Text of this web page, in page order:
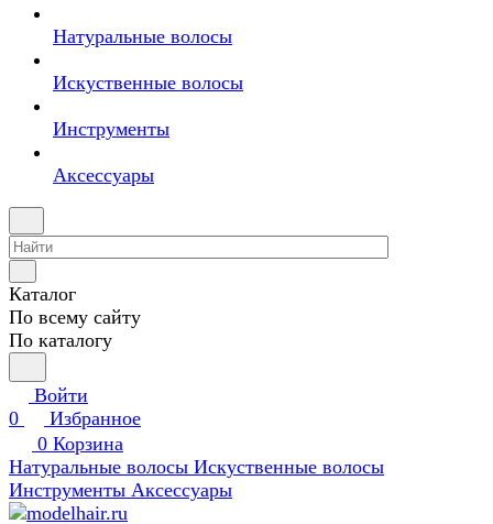
Натуральные волосы
Искуственные волосы
Инструменты
Аксессуары
Каталог
По всему сайту
По каталогу
Войти
0
Избранное
0 Корзина
Натуральные волосы Искуственные волосы
Инструменты Аксессуары